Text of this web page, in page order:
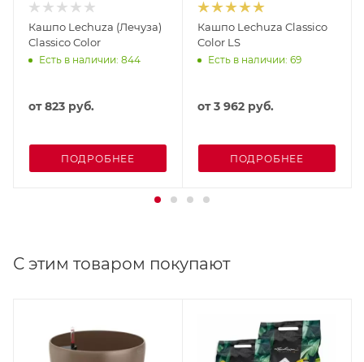
Кашпо Lechuza (Лечуза)
Classico Color
Есть в наличии: 844
от823 руб.
ПОДРОБНЕЕ
Кашпо Lechuza Classico
Color LS
Есть в наличии: 69
от3 962 руб.
ПОДРОБНЕЕ
С этим товаром покупают